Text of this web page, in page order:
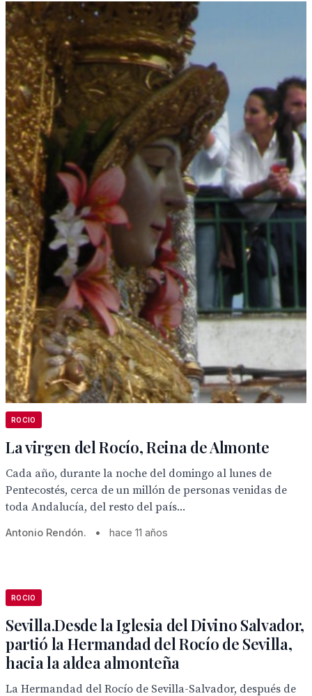
ROCIO
La virgen del Rocío, Reina de Almonte
Cada año, durante la noche del domingo al lunes de
Pentecostés, cerca de un millón de personas venidas de
toda Andalucía, del resto del país...
Antonio Rendón. • hace 11 años
ROCIO
Sevilla.Desde la Iglesia del Divino Salvador,
partió la Hermandad del Rocío de Sevilla,
hacia la aldea almonteña
La Hermandad del Rocío de Sevilla-Salvador, después de